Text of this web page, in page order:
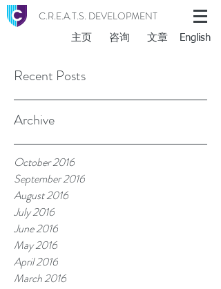
C.R.E.A.T.S. DEVELOPMENT
主页 咨询 文章 English
Recent Posts
Archive
October 2016
September 2016
August 2016
July 2016
June 2016
May 2016
April 2016
March 2016